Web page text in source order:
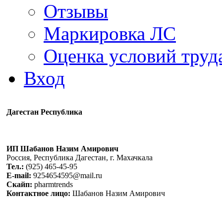
Отзывы
Маркировка ЛС
Оценка условий
Вход
Дагестан Республика
ИП Шабанов Назим Амирович
Россия, Республика Дагестан, г. Махачкала
Тел.: (925) 465-45-95
E-mail: 9254654595@mail.ru
Скайп: pharmtrends
Контактное лицо: Шабанов Назим Амирович